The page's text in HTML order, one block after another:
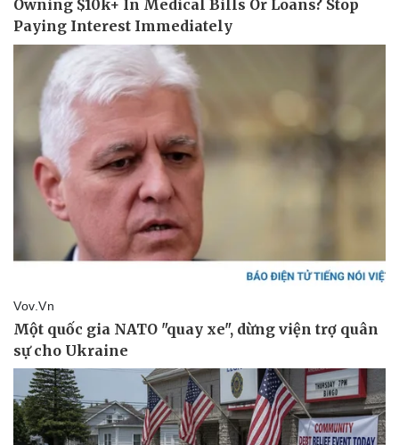
Pháp luật
Vụ án
Quân sự - Quốc phòng
Vũ khí